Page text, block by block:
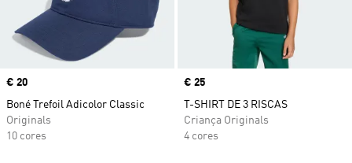
Price
€ 20
Boné Trefoil Adicolor Classic
Originals
10 cores
Price
€ 25
T-SHIRT DE 3 RISCAS
Criança Originals
4 cores